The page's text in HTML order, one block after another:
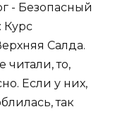
- Безопасный
Курс
Салда.
то,
Если у них,
так